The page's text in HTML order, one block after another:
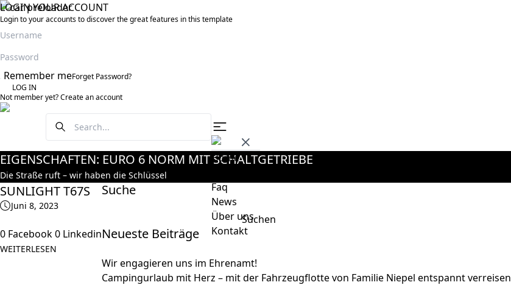
LOGIN YOUR ACCOUNT
Login to your accounts to discover the great features in this template
Remember meForget Password?
LOG IN
Not member yet?Create an account
Home
Faq
News
Über uns
Kontakt
EIGENSCHAFTEN: EURO 6 NORM MIT SCHALTGETRIEBE
Die Straße ruft – wir haben die Schlüssel
SUNLIGHT T67S
Juni 8, 2023
0 Facebook 0 Linkedin
WEITERLESEN
Suche
nach:
Neueste Beiträge
Wir engagieren uns im Ehrenamt!
Campingurlaub mit Herz – mit der Fahrzeugflotte von Familie Niepel entspannt verreisen